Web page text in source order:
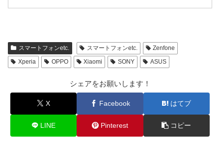
スマートフォンetc. スマートフォンetc.
Zenfone
Xperia
OPPO Xiaomi SONY ASUS
シェアをお願いします！
X Facebook はてブ
LINE Pinterest コピー